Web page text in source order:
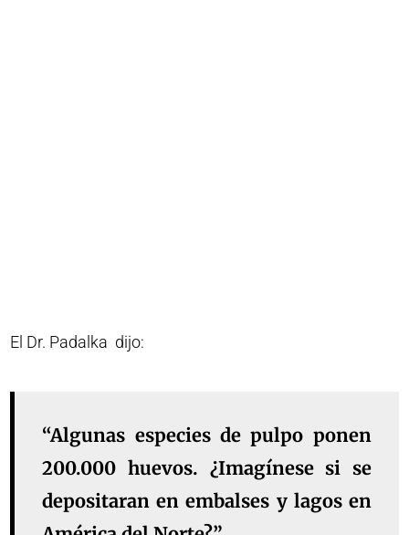
El Dr. Padalka dijo:
“Algunas especies de pulpo ponen
200.000 huevos. ¿Imagínese si se
depositaran en embalses y lagos en